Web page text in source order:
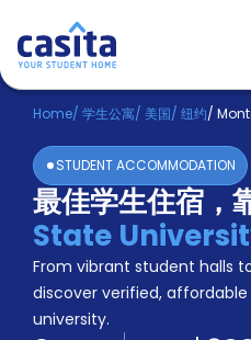
Home ZH USD
登
入
Booking
Accommodation
About
us
Blog
Refer
Home/ 学生公寓/ 美国/ 纽约/
STUDENT ACCOMMODATION
最佳学生住宿，
State
From vibrant student halls
discover verified,
university.